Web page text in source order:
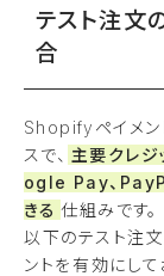
テスト注文
合
Shopifyペイメン
スで、 主要クレ
ogle Pay、
きる 仕組みです。
以下のテスト注
ントを有効にし